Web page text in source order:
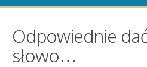
Odpowiednie
słowo…